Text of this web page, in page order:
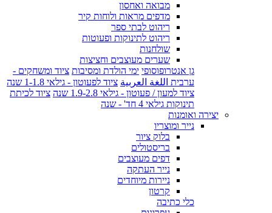
מבואה ואחסון
מדפים מראות ולוחות קיר
ריהוט לבתי ספר
ריהוט לתינוקות ופעוטות
שולחנות
שערים מעוצבים וחציצות
גן אנטרופוסופי ימי הולדת ומסיבות ציוד ומשחקים -
ערבית اللغة العربية ציוד לפעוטון - גילאי 1-1.8 שנה
ציוד למעון / פעוטון - גילאי 1.9-2.8 שנה
ציוד לכיתת
תינוקות גילאי 4 חד' - שנה
יצירה ואומנות
נייר ומוצריו
בלוק ציור
בריסטולים
דפים מעוצבים
נייר העתקה
ניירות מיוחדים
קרטון
כלי כתיבה